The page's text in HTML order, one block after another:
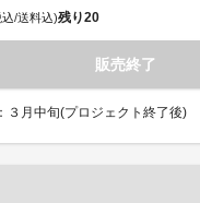
/送料込)残り20
販売終了
３月中旬(プロジェクト終了後)